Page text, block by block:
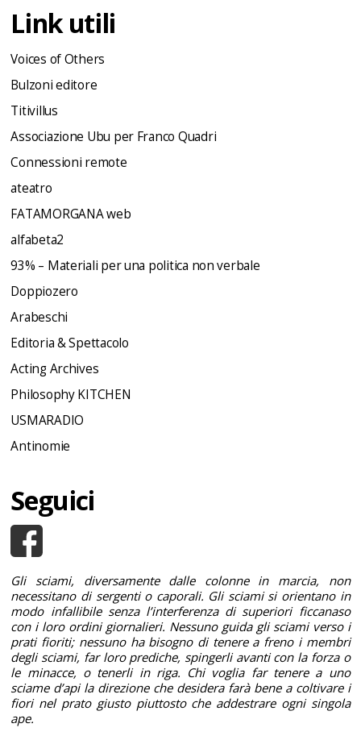
Link utili
Voices of Others
Bulzoni editore
Titivillus
Associazione Ubu per Franco Quadri
Connessioni remote
ateatro
FATAMORGANA web
alfabeta2
93% – Materiali per una politica non verbale
Doppiozero
Arabeschi
Editoria & Spettacolo
Acting Archives
Philosophy KITCHEN
USMARADIO
Antinomie
Seguici
Gli sciami, diversamente dalle colonne in marcia, non
necessitano di sergenti o caporali. Gli sciami si orientano in
modo infallibile senza l’interferenza di superiori ficcanaso
con i loro ordini giornalieri. Nessuno guida gli sciami verso i
prati fioriti; nessuno ha bisogno di tenere a freno i membri
degli sciami, far loro prediche, spingerli avanti con la forza o
le minacce, o tenerli in riga. Chi voglia far tenere a uno
sciame d’api la direzione che desidera farà bene a coltivare i
fiori nel prato giusto piuttosto che addestrare ogni singola
ape.